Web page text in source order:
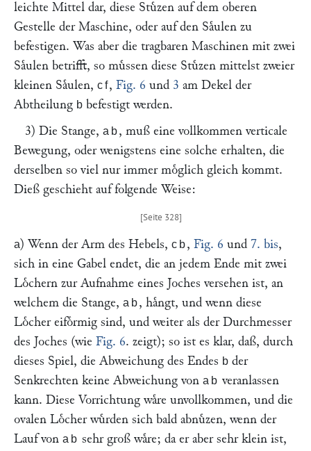
leichte Mittel dar, diese Stuͤzen auf dem oberen
Gestelle der Maschine, oder auf den Saͤulen zu
befestigen. Was aber die tragbaren Maschinen mit zwei
Saͤulen betrifft, so muͤssen diese Stuͤzen mittelst zweier
kleinen Saͤulen, cf,Fig. 6 und 3 am Dekel der
Abtheilung b befestigt werden.
3) Die Stange, ab, muß eine vollkommen verticale
Bewegung, oder wenigstens eine solche erhalten, die
derselben so viel nur immer moͤglich gleich kommt.
Dieß geschieht auf folgende Weise:
a) Wenn der Arm des Hebels, cb,Fig. 6 und7. bis,
sich in eine Gabel endet, die an jedem Ende mit zwei
Loͤchern zur Aufnahme eines Joches versehen ist, an
welchem die Stange, ab, haͤngt, und wenn diese
Loͤcher eifoͤrmig sind, und weiter als der Durchmesser
des Joches (wie Fig. 6. zeigt); so ist es klar, daß, durch
dieses Spiel, die Abweichung des Endes b der
Senkrechten keine Abweichung von ab veranlassen
kann. Diese Vorrichtung waͤre unvollkommen, und die
ovalen Loͤcher wuͤrden sich bald abnuͤzen, wenn der
Lauf von ab sehr groß waͤre; da er aber sehr klein ist,